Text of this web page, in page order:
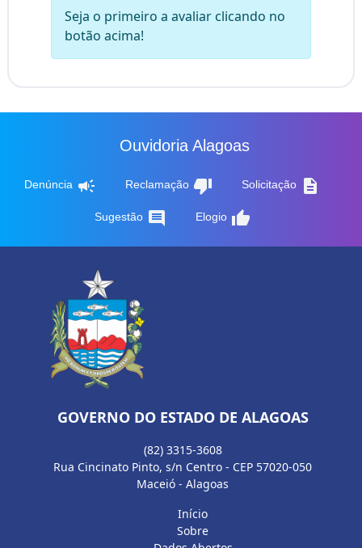
Seja o primeiro a avaliar clicando no
botão acima!
Ouvidoria Alagoas
Denúncia campaign Reclamação thumb_down Solicitação description
Sugestão comment Elogio thumb_up
GOVERNO DO ESTADO DE ALAGOAS
(82) 3315-3608
Rua Cincinato Pinto, s/n Centro - CEP 57020-050
Maceió - Alagoas
Início
Sobre